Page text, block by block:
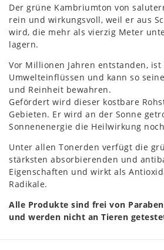
Der grüne Kambriumton von
rein und wirkungsvoll, weil er aus
wird, die mehr als vierzig Meter
lagern.
Vor Millionen Jahren entstanden,
Umwelteinflüssen und kann so
und Reinheit bewahren.
Gefördert wird dieser kostbare
Gebieten. Er wird an der Sonne
Sonnenenergie die Heilwirkung
Unter allen Tonerden verfügt die
stärksten absorbierenden und
Eigenschaften und wirkt als
Radikale.
Alle Produkte sind frei von
und werden nicht an Tieren